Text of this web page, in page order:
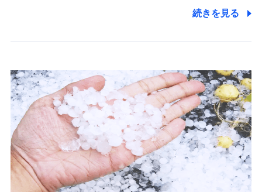
郵便、電話、およびＥメール等により、当社と取引のあるも
た維持管理等の委託業務遂行のため、またそれらに付帯、関
連する当社および提携会社のサービスを案内、提供するため
（なお、当社は複数の保険会社と取引があり、取得した個人
情報を取引のある他の保険会社の商品・サービスをご提案す
るために利用させていただくことがあります。）
上記に係る連絡・手続き・管理等付帯業務を行うため
3.セミナー募集サイトから取得した個人情報
各種セミナーの案内、開催のため
上記に係る連絡・手続き・管理等付帯業務を行うため
続きを見る